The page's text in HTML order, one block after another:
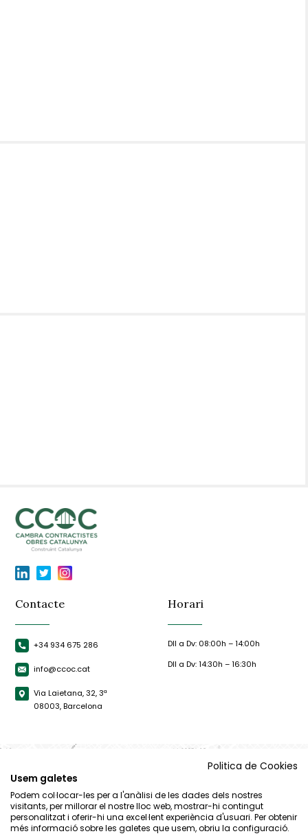
Contacte
+34 934 675 286
info@ccoc.cat
Via Laietana, 32, 3ª
08003, Barcelona
Horari
Dll a Dv: 08:00h – 14:00h
Dll a Dv: 14:30h – 16:30h
Politica de Cookies
Usem galetes
Podem col·locar-les per a l'anàlisi de les dades dels nostres
visitants, per millorar el nostre lloc web, mostrar-hi contingut
personalitzat i oferir-hi una excel·lent experiència d'usuari. Per obtenir
més informació sobre les galetes que usem, obriu la configuració.